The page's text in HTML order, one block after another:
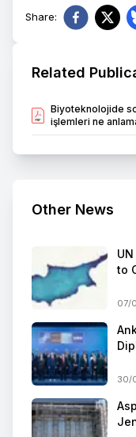
Related
Biyoteknolojide
işlemleri ne
Other News
to
07/
30/
Share: